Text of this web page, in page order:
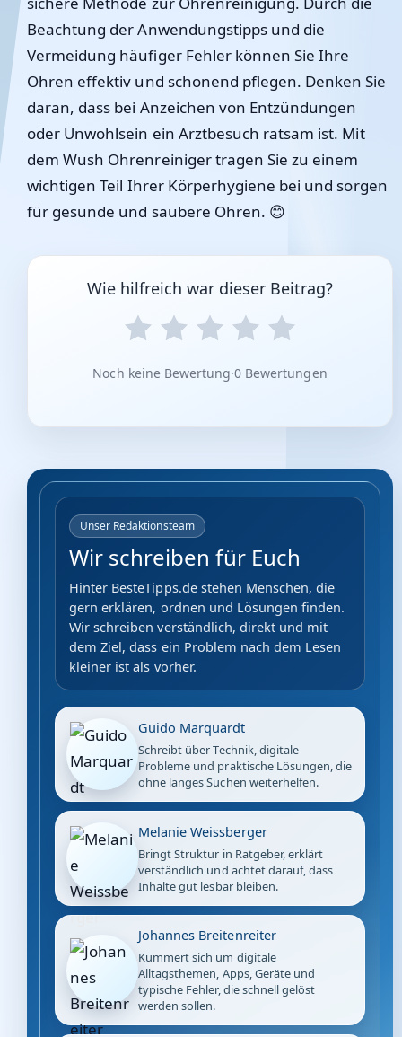
Beachtung der Anwendungstipps und die
Vermeidung häufiger Fehler können Sie Ihre
Ohren effektiv und schonend pflegen. Denken Sie
daran, dass bei Anzeichen von Entzündungen
oder Unwohlsein ein Arztbesuch ratsam ist. Mit
dem Wush Ohrenreiniger tragen Sie zu einem
wichtigen Teil Ihrer Körperhygiene bei und sorgen
für gesunde und saubere Ohren. 😊
Wie hilfreich war dieser Beitrag?
Noch keine Bewertung·0 Bewertungen
Unser Redaktionsteam
Wir schreiben für Euch
Hinter BesteTipps.de stehen Menschen, die
gern erklären, ordnen und Lösungen finden.
Wir schreiben verständlich, direkt und mit
dem Ziel, dass ein Problem nach dem Lesen
kleiner ist als vorher.
Guido Marquardt
Schreibt über Technik, digitale
Probleme und praktische Lösungen, die
ohne langes Suchen weiterhelfen.
Melanie Weissberger
Bringt Struktur in Ratgeber, erklärt
verständlich und achtet darauf, dass
Inhalte gut lesbar bleiben.
Johannes Breitenreiter
Kümmert sich um digitale
Alltagsthemen, Apps, Geräte und
typische Fehler, die schnell gelöst
werden sollen.